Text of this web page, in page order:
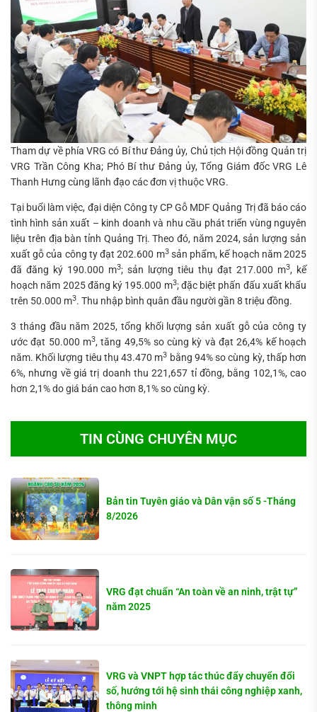
Tham dự về phía VRG có Bí thư Đảng ủy, Chủ tịch Hội đồng Quản trị
VRG Trần Công Kha; Phó Bí thư Đảng ủy, Tổng Giám đốc VRG Lê
Thanh Hưng cùng lãnh đạo các đơn vị thuộc VRG.
Tại buổi làm việc, đại diện Công ty CP Gỗ MDF Quảng Trị đã báo cáo
tình hình sản xuất – kinh doanh và nhu cầu phát triển vùng nguyên
liệu trên địa bàn tỉnh Quảng Trị. Theo đó, năm 2024, sản lượng sản
xuất gỗ của công ty đạt 202.600 m3sản phẩm, kế hoạch năm 2025
đã đăng ký 190.000 m3; sản lượng tiêu thụ đạt 217.000 m3, kế
hoạch năm 2025 đăng ký 195.000 m3; đặc biệt phấn đấu xuất khẩu
trên 50.000 m3. Thu nhập bình quân đầu người gần 8 triệu đồng.
3 tháng đầu năm 2025, tổng khối lượng sản xuất gỗ của công ty
ước đạt 50.000 m3, tăng 49,5% so cùng kỳ và đạt 26,4% kế hoạch
năm. Khối lượng tiêu thụ 43.470 m3 bằng 94% so cùng kỳ, thấp hơn
6%, nhưng về giá trị doanh thu 221,657 tỉ đồng, bằng 102,1%, cao
hơn 2,1% do giá bán cao hơn 8,1% so cùng kỳ.
TIN CÙNG CHUYÊN MỤC
Bản tin Tuyên giáo và Dân vận số 5 -Tháng
8/2026
VRG đạt chuẩn “An toàn về an ninh, trật tự”
năm 2025
VRG và VNPT hợp tác thúc đẩy chuyển đổi
số, hướng tới hệ sinh thái công nghiệp xanh,
thông minh